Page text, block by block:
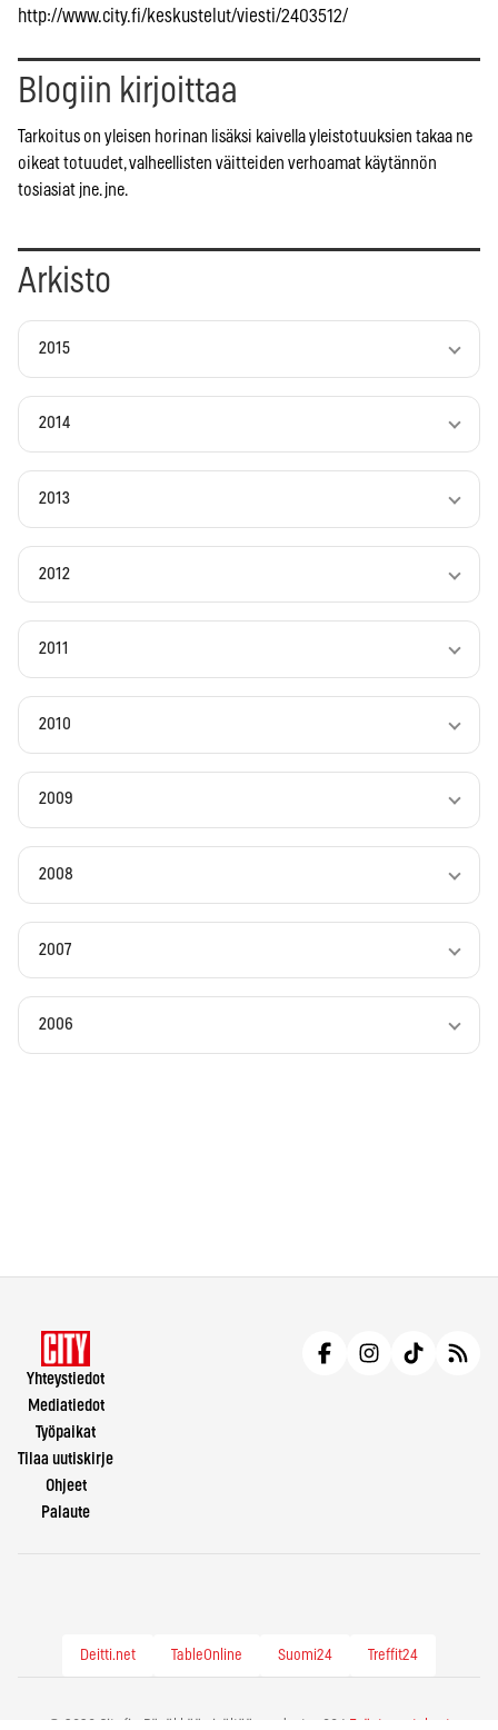
http://www.city.fi/keskustelut/viesti/2403512/
Blogiin kirjoittaa
Tarkoitus on yleisen horinan lisäksi kaivella yleistotuuksien takaa ne
oikeat totuudet, valheellisten väitteiden verhoamat käytännön
tosiasiat jne. jne.
Arkisto
2015
2014
2013
2012
2011
2010
2009
2008
2007
2006
Yhteystiedot
Mediatiedot
Työpaikat
Tilaa uutiskirje
Ohjeet
Palaute
Deitti.net TableOnline Suomi24 Treffit24